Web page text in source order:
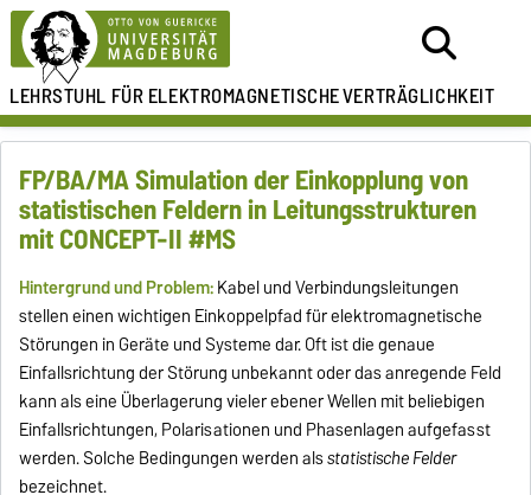
LEHRSTUHL FÜRELEKTROMAGNETISCHEVERTRÄGLICHKEIT
FP/BA/MA Simulation der Einkopplung von
statistischen Feldern in Leitungsstrukturen
mit CONCEPT-II #MS
Hintergrund und Problem:Kabel und Verbindungsleitungen
stellen einen wichtigen Einkoppelpfad für elektromagnetische
Störungen in Geräte und Systeme dar. Oft ist die genaue
Einfallsrichtung der Störung unbekannt oder das anregende Feld
kann als eine Überlagerung vieler ebener Wellen mit beliebigen
Einfallsrichtungen, Polarisationen und Phasenlagen aufgefasst
werden. Solche Bedingungen werden alsstatistische Felder
bezeichnet.